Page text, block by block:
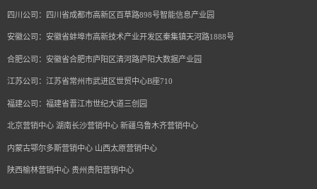
四川公司：四川省成都市高新区百草路898号智能信息产业园
安徽公司：安徽省蚌埠市高新技术产业开发区秦集镇天河路1888号
合肥公司：安徽省合肥市庐阳区清河路庐阳大数据产业园
江苏公司：江苏省常州市武进区世贸中心B座710
福建公司：福建省晋江市世纪大道三创园
北京营销中心 湖南长沙营销中心 新疆乌鲁木齐营销中心
内蒙古鄂尔多斯营销中心 山西太原营销中心
陕西榆林营销中心 贵州贵阳营销中心